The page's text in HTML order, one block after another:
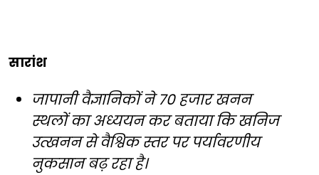
सारांश
जापानी वैज्ञानिकों ने 70 हजार खनन
स्थलों का अध्ययन कर बताया कि खनिज
उत्खनन से वैश्विक स्तर पर पर्यावरणीय
नुकसान बढ़ रहा है।